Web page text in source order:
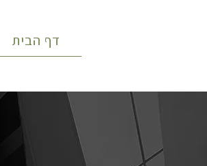
דף הבית